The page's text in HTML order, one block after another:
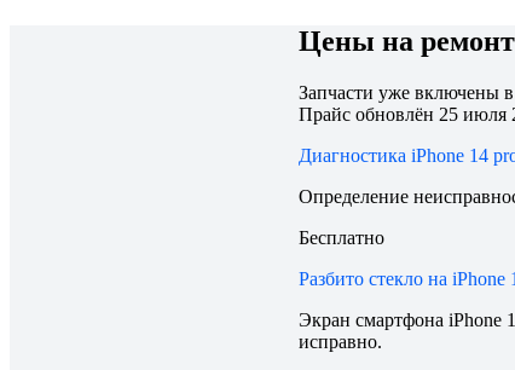
Цены на
Запчасти уже включены
Прайс обновлён 25 июля
Диагностика iPhone 14
Определение
Бесплатно
Разбито стекло на iPhone
Экран смартфона iPhone
исправно.